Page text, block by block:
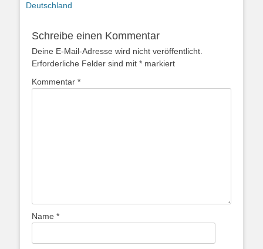
Deutschland
Schreibe einen Kommentar
Deine E-Mail-Adresse wird nicht veröffentlicht.
Erforderliche Felder sind mit * markiert
Kommentar *
Name *